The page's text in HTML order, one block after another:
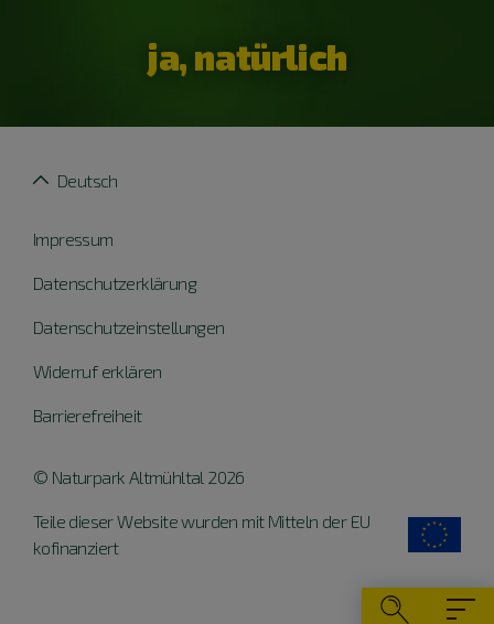
ja, natürlich
Impressum
Datenschutzerklärung
Datenschutzeinstellungen
Widerruf erklären
Barrierefreiheit
Deutsch
© Naturpark Altmühltal 2026
Teile dieser Website wurden mit Mitteln der EU
kofinanziert